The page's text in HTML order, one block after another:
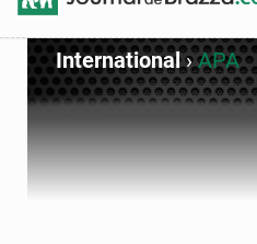
International›APA